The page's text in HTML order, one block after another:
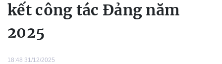
kết công tác Đảng năm
2025
18:48 31/12/2025